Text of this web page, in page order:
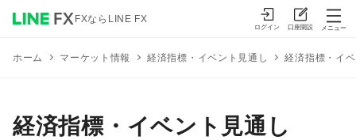
ホーム マーケット情報 経済指標・イベント見通し 経済指標・イ
経済指標・イベント見通し
FXならLINE FX
ログイン 口座開設 メニュー